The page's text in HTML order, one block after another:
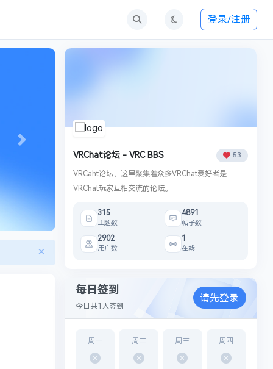
登录/注册
Next
×
VRChat论坛 - VRC BBS 53
VRCaht论坛，这里聚集着众多VRChat爱好者是
VRChat玩家互相交流的论坛。
315
主题数
4891
帖子数
2902
用户数
1
在线
每日签到
今日共1 人签到
请先登录
周一 周二 周三 周四